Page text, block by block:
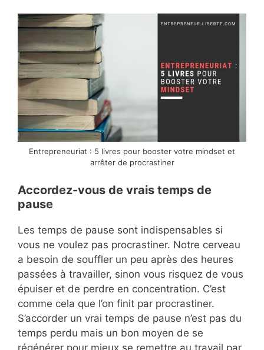
Entrepreneuriat : 5 livres pour booster votre mindset et
arrêter de procrastiner
Accordez-vous de vrais temps de
pause
Les temps de pause sont indispensables si
vous ne voulez pas procrastiner. Notre cerveau
a besoin de souffler un peu après des heures
passées à travailler, sinon vous risquez de vous
épuiser et de perdre en concentration. C’est
comme cela que l’on finit par procrastiner.
S’accorder un vrai temps de pause n’est pas du
temps perdu mais un bon moyen de se